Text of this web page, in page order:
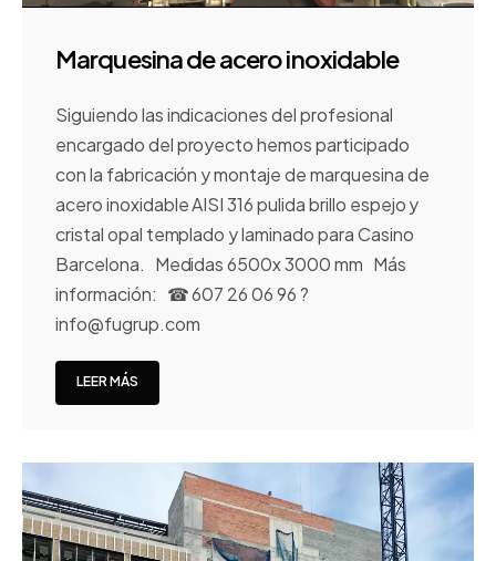
Marquesina de acero inoxidable
Siguiendo las indicaciones del profesional
encargado del proyecto hemos participado
con la fabricación y montaje de marquesina de
acero inoxidable AISI 316 pulida brillo espejo y
cristal opal templado y laminado para Casino
Barcelona. Medidas 6500x 3000 mm Más
información: ☎ 607 26 06 96 ?
info@fugrup.com
LEER MÁS